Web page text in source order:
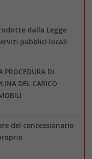
dalla Legge
pubblici locali
PROCEDURA DI
DEL CARICO
del concessionario